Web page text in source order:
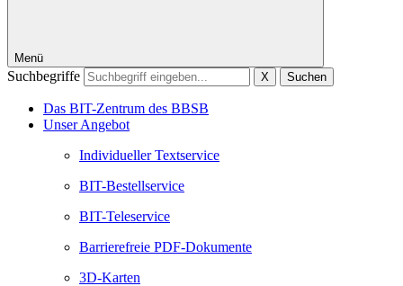
Menü
Suchbegriffe X Suchen
Das BIT-Zentrum des BBSB
Unser Angebot
Individueller Textservice
BIT-Bestellservice
BIT-Teleservice
Barrierefreie PDF-Dokumente
3D-Karten